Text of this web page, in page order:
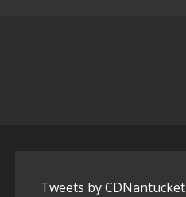
Tweets by CDNantucket